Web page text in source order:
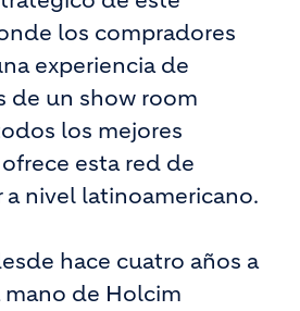
los compradores
experiencia de
de un show room
los mejores
esta red de
a nivel latinoamericano.
hace cuatro años a
de Holcim